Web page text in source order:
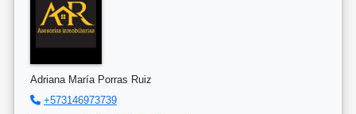
Adriana María Porras Ruiz
+573146973739